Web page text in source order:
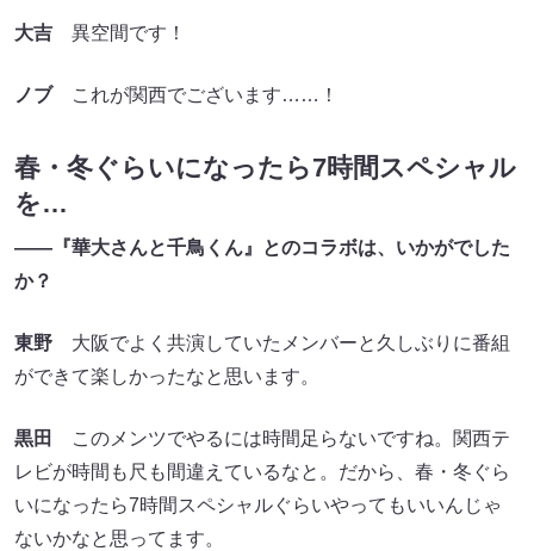
大吉 異空間です！
ノブこれが関西でございます……！
春・冬ぐらいになったら7時間スペシャル
を…
――『華大さんと千鳥くん』とのコラボは、いかがでした
か？
東野 大阪でよく共演していたメンバーと久しぶりに番組
ができて楽しかったなと思います。
黒田
このメンツでやるには時間足らないですね。関西テ
レビが時間も尺も間違えているなと。だから、春・冬ぐら
いになったら7時間スペシャルぐらいやってもいいんじゃ
ないかなと思ってます。